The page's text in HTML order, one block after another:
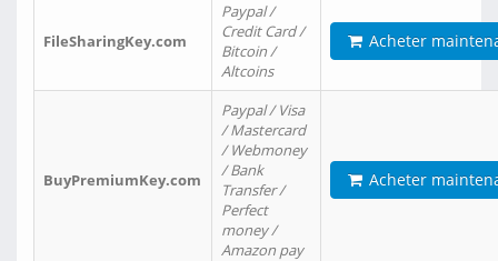
FileSharingKey.com
Paypal /
Credit Card /
Bitcoin /
Altcoins
Acheter
BuyPremiumKey.com
Paypal / Visa
/ Mastercard
/ Webmoney
/ Bank
Transfer /
Perfect
money /
Amazon pay
Acheter